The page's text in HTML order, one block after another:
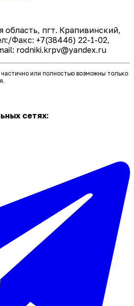
область, пгт. Крапивинский,
Факс: +7(38446) 22-1-02,
rodniki.krpv@yandex.ru
или полностью возможны только
сетях: